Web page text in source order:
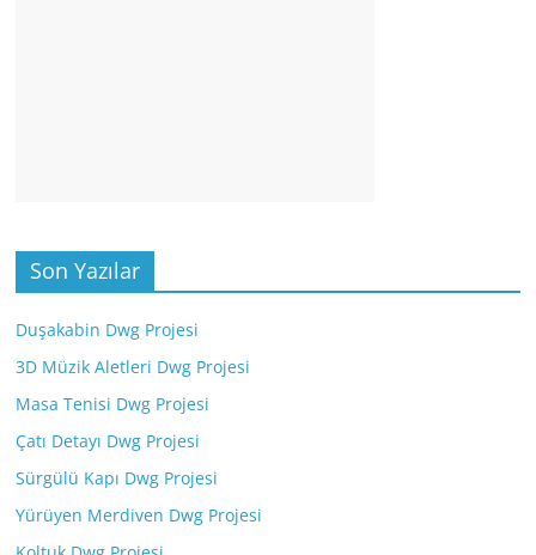
Son Yazılar
Duşakabin Dwg Projesi
3D Müzik Aletleri Dwg Projesi
Masa Tenisi Dwg Projesi
Çatı Detayı Dwg Projesi
Sürgülü Kapı Dwg Projesi
Yürüyen Merdiven Dwg Projesi